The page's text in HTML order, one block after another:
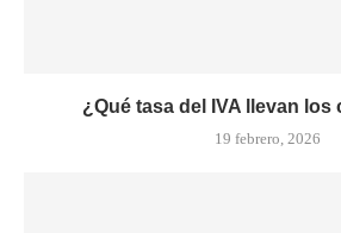
¿Qué tasa del IVA llevan los
19 febrero, 2026